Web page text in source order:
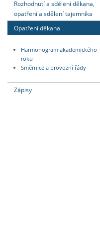
Rozhodnutí a sdělení děkana,
opatření a sdělení tajemníka
Opatření děkana
Harmonogram akademického
roku
Směrnice a provozní řády
Zápisy